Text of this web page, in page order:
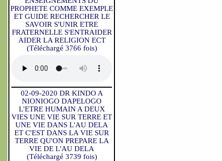
PROPHETE COMME EXEMPLE
ET GUIDE RECHERCHER LE
SAVOIR S'UNIR ETRE
FRATERNELLE S'ENTRAIDER
AIDER LA RELIGION ECT
(Téléchargé 3766 fois)
02-09-2020 DR KINDO A
NIONIOGO DAPELOGO
L'ETRE HUMAIN A DEUX
VIES UNE VIE SUR TERRE ET
UNE VIE DANS L'AU DELA
ET C'EST DANS LA VIE SUR
TERRE QU'ON PREPARE LA
VIE DE L'AU DELA
(Téléchargé 3739 fois)